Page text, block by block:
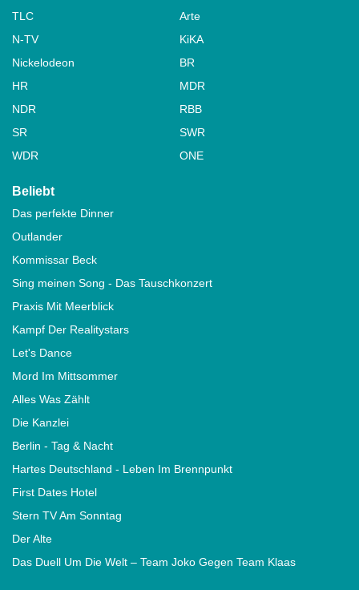
TLC
Arte
N-TV
KiKA
Nickelodeon
BR
HR
MDR
NDR
RBB
SR
SWR
WDR
ONE
Beliebt
Das perfekte Dinner
Outlander
Kommissar Beck
Sing meinen Song - Das Tauschkonzert
Praxis Mit Meerblick
Kampf Der Realitystars
Let's Dance
Mord Im Mittsommer
Alles Was Zählt
Die Kanzlei
Berlin - Tag & Nacht
Hartes Deutschland - Leben Im Brennpunkt
First Dates Hotel
Stern TV Am Sonntag
Der Alte
Das Duell Um Die Welt – Team Joko Gegen Team Klaas